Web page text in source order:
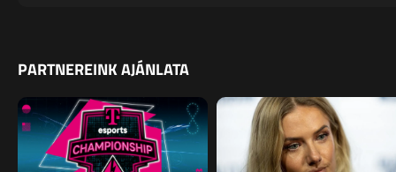
PARTNEREINK AJÁNLATA